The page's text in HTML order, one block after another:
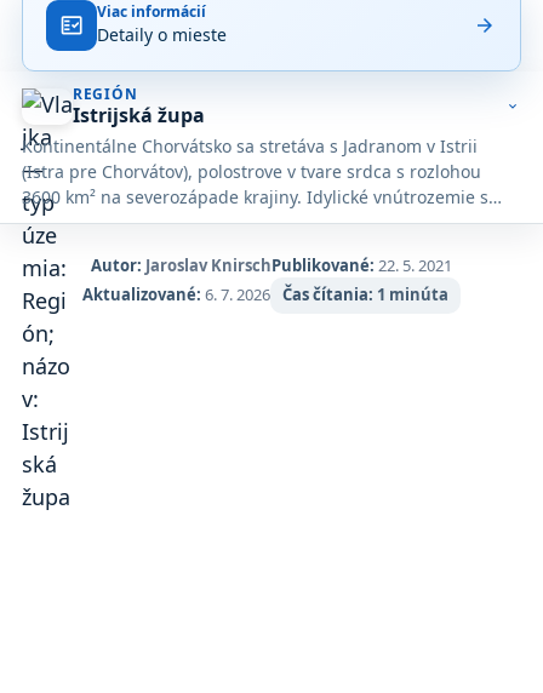
na
základe
551
hodnotení
na
Google
Maps.
fact_check Viac informácií
Detaily o mieste arrow_forward
REGIÓN
Istrijská župa
Kontinentálne Chorvátsko sa stretáva s Jadranom v Istrii
(Istra pre Chorvátov), polostrove v tvare srdca s rozlohou
3600 km² na severozápade krajiny. Idylické vnútrozemie s
vlniacimi sa kopcami a úrodnými planinami láka
návštevníkov zameraných na gastronómiu a kultúru do
horských dedín, vidieckych hotelov a reštaurácií na farmách,
zatiaľ čo členité pobrežie je nesmierne obľúbené u
milovníkov slnka a mora. Hoci veľká časť pobrežia je
lemovaná rozsiahlymi hotelovými komplexmi a skalnaté pláže
nepatria medzi najlepšie v Chorvátsku, zariadenia sú
rôznorodé, more je čisté a stále je tu množstvo odľahlých
miest.
expand_more
Autor: Jaroslav KnirschPublikované: 22. 5. 2021
Aktualizované: 6. 7. 2026 Čas čítania: 1 minúta